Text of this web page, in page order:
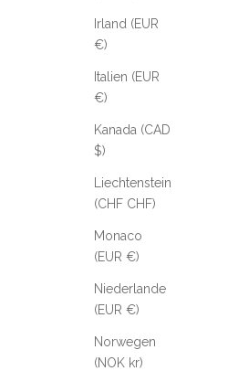
Irland (EUR
€)
Italien (EUR
€)
Kanada (CAD
$)
Liechtenstein
(CHF CHF)
Monaco
(EUR €)
Niederlande
(EUR €)
Norwegen
(NOK kr)